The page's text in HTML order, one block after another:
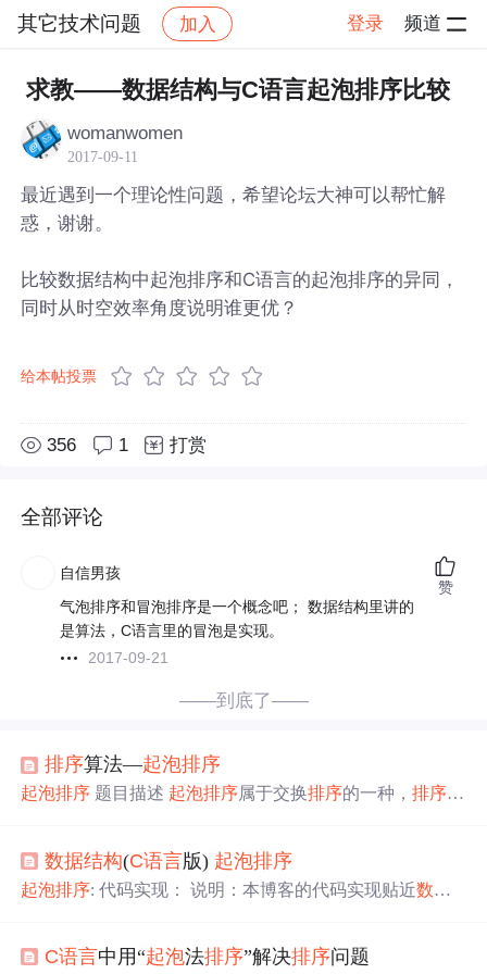
其它技术问题 加入 登录 频道
社区 其它技术问题 帖子详情
求教——数据结构与C语言起泡排序比较
womanwomen
2017-09-11
最近遇到一个理论性问题，希望论坛大神可以帮忙解
惑，谢谢。
比较数据结构中起泡排序和C语言的起泡排序的异同，
同时从时空效率角度说明谁更优？
给本帖投票
356 1 打赏
全部评论
自信男孩
气泡排序和冒泡排序是一个概念吧； 数据结构里讲的
是算法，C语言里的冒泡是实现。
2017-09-21
赞
——到底了——
排序算法—起泡排序
起泡排序 题目描述 起泡排序属于交换排序的一种，排序过
法”。给出一组数据，根据由小到大顺序输出。 输入要
求： 输入一个整数n（数据长度） 输入n个数据 输出要
数据结构(C语言版) 起泡排序
起泡排序: 代码实现： 说明：本博客的代码实现贴近数据
量代码重复此处不再附上。 详情可参考直接插人
C语言中用“起泡法排序”解决排序问题